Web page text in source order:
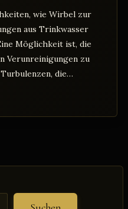
wie Wirbel zur
aus Trinkwasser
Möglichkeit ist, die
Verunreinigungen zu
die…